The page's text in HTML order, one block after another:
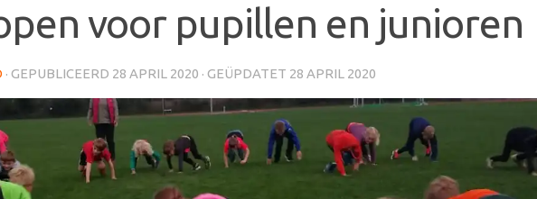
voor pupillen en junioren
· GEPUBLICEERD 28 APRIL 2020 · GEÜPDATET 28 APRIL 2020